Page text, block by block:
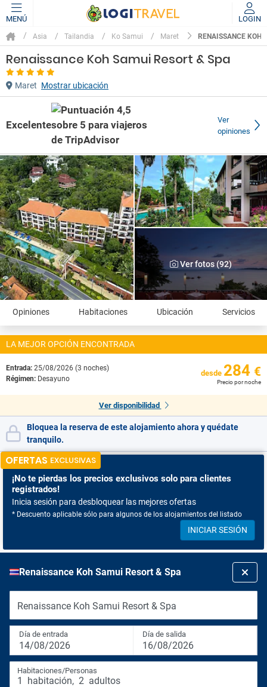
MENÚ LOGIN
Asia Tailandia Ko Samui Maret RENAISSANCE KOH
Renaissance Koh Samui Resort & Spa
Maret Mostrar ubicación
Excelente
Ver
opiniones
Ver fotos (92)
Opiniones Habitaciones Ubicación Servicios
LA MEJOR OPCIÓN ENCONTRADA
Entrada: 25/08/2026 (3 noches)
Régimen: Desayuno
desde 284 €
Precio por noche
Ver disponibilidad
Bloquea la reserva de este alojamiento ahora y quédate
tranquilo.
OFERTAS EXCLUSIVAS
¡No te pierdas los precios exclusivos solo para clientes
registrados!
Inicia sesión para desbloquear las mejores ofertas
* Descuento aplicable sólo para algunos de los alojamientos del listado
INICIAR SESIÓN
Renaissance Koh Samui Resort & Spa
Renaissance Koh Samui Resort & Spa
Día de entrada
14/08/2026
Día de salida
16/08/2026
Habitaciones/Personas
1 habitación, 2 adultos